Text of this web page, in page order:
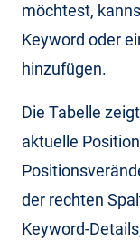
möchtest,
Keyword oder
hinzufügen.
Die Tabelle
aktuelle
der rechten
Keyword-